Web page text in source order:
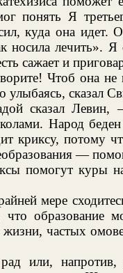
понять Я
куда она идет.
носила лечить».
сажает и
Чтоб она не
улыбаясь, сказал
сказал Левин,
Народ
криксу, потому
—
помогут куры
мере
образование
жизни, частых
или, напротив,